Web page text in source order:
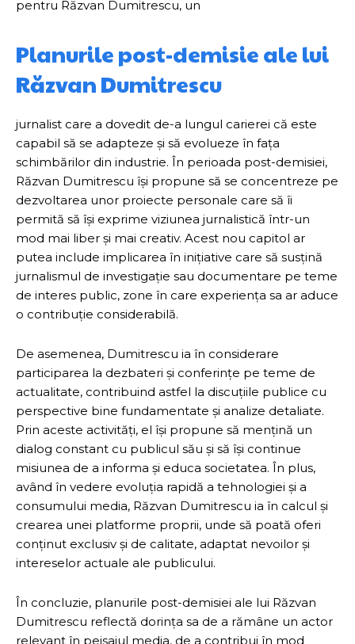
pentru Răzvan Dumitrescu, un
Planurile post-demisie ale lui
Răzvan Dumitrescu
jurnalist care a dovedit de-a lungul carierei că este
capabil să se adapteze și să evolueze în fața
schimbărilor din industrie. În perioada post-demisiei,
Răzvan Dumitrescu își propune să se concentreze pe
dezvoltarea unor proiecte personale care să îi
permită să își exprime viziunea jurnalistică într-un
mod mai liber și mai creativ. Acest nou capitol ar
putea include implicarea în inițiative care să susțină
jurnalismul de investigație sau documentare pe teme
de interes public, zone în care experiența sa ar aduce
o contribuție considerabilă.
De asemenea, Dumitrescu ia în considerare
participarea la dezbateri și conferințe pe teme de
actualitate, contribuind astfel la discuțiile publice cu
perspective bine fundamentate și analize detaliate.
Prin aceste activități, el își propune să mențină un
dialog constant cu publicul său și să își continue
misiunea de a informa și educa societatea. În plus,
având în vedere evoluția rapidă a tehnologiei și a
consumului media, Răzvan Dumitrescu ia în calcul și
crearea unei platforme proprii, unde să poată oferi
conținut exclusiv și de calitate, adaptat nevoilor și
intereselor actuale ale publicului.
În concluzie, planurile post-demisiei ale lui Răzvan
Dumitrescu reflectă dorința sa de a rămâne un actor
relevant în peisajul media, de a contribui în mod